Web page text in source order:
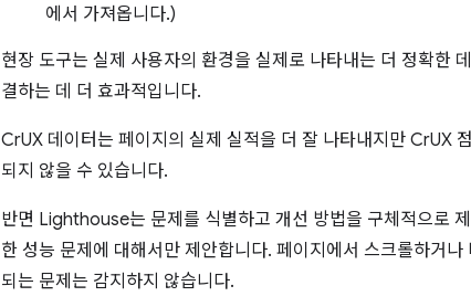
에서 가져옵니다.)
현장 도구는 실제 사용자의 환경을 실제로 나타내는 더 정확한
결하는 데 더 효과적입니다.
CrUX 데이터는 페이지의 실제 실적을 더 잘 나타내지만 CrUX
되지 않을 수 있습니다.
반면 Lighthouse는 문제를 식별하고 개선 방법을 구체적으로
한 성능 문제에 대해서만 제안합니다. 페이지에서 스크롤하거
되는 문제는 감지하지 않습니다.